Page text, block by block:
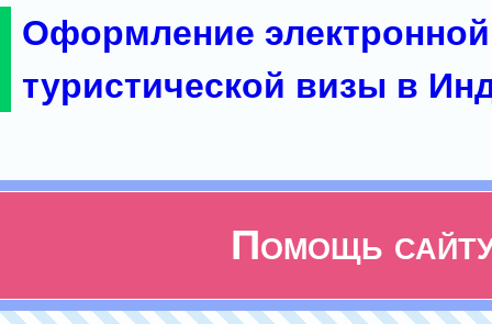
Оформление электронной
туристической визы в
Помощь